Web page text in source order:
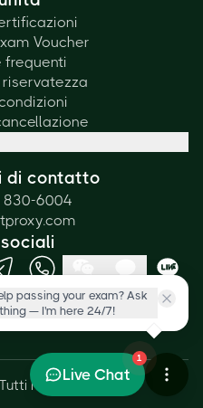
Voucher
frequenti
di contatto
830-6004
i diritti riservati.
passing your exam? Ask
— I'm here 24/7!
1
Live Chat